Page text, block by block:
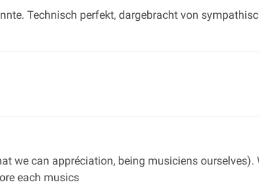
Technisch perfekt, dargebracht von
we can appréciation, being musiciens ourselves).
each musics